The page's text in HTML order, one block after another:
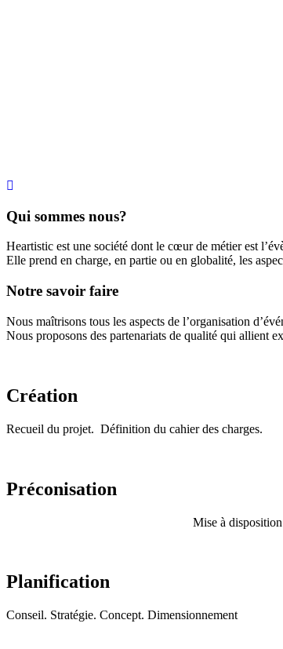
Qui sommes nous?
Heartistic est une société dont le cœur de métier est
Elle prend en charge, en partie ou en globalité, les
Notre savoir faire
Nous maîtrisons tous les aspects de l’organisation
Nous proposons des partenariats de qualité qui allient
Création
Recueil du projet. Définition du cahier des charges.
Préconisation
Mise à
Planification
Conseil. Stratégie. Concept. Dimensionnement